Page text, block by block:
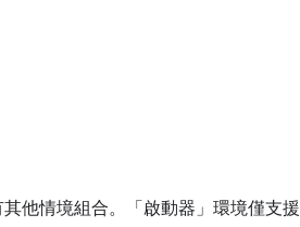
他情境組合。「啟動器」環境僅支援